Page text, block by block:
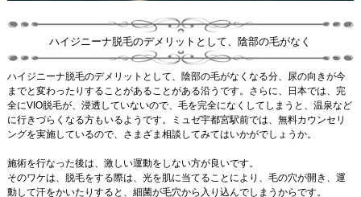
ハイジニーナ脱毛のデメリットとして、陰部の毛がなく
ハイジニーナ脱毛のデメリットとして、陰部の毛がなくなる分、尿の向きが今
までと変わったりすることがあることがある沿うです。さらに、日本では、完
全にVIO脱毛が、浸透していないので、毛を完全になくしてしまうと、温泉など
に行きづらくなる方もいるようです。ミュゼ宇都宮駅前では、無料カウンセリ
ングを実施しているので、さまざま相談してみてはいかがでしょうか。
施術を行なった後は、激しい運動をしない方が良いです。
そのワケは、脱毛をする際は、光を肌に当てることにより、毛の穴が開き、運
動して汗をかいたりすると、細菌が毛穴から入り込んでしまうからです。